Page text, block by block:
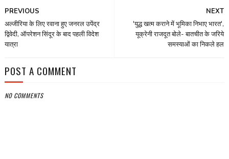
NEXT
'युद्ध खत्म कराने में भूमिका निभाए भारत',
यूक्रेनी राजदूत बोले- बातचीत के जरिये
समस्याओं का निकले हल
PREVIOUS
अल्जीरिया के लिए रवाना हुए जनरल उपेंद्र
द्विवेदी, ऑपरेशन सिंदूर के बाद पहली विदेश
यात्रा
POST A COMMENT
NO COMMENTS